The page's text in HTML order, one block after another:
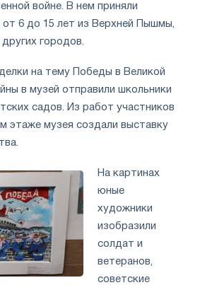
войне. В нем приняли
от 6 до 15 лет из Верхней Пышмы,
городов.
на тему Победы в Великой
в музей отправили школьники
садов. Из работ участников
этаже музея создали выставку
На картинах
юные
художники
изобразили
солдат и
ветеранов,
советские